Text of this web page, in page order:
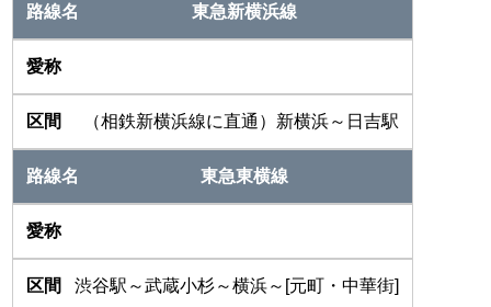
東急新横浜線
（相鉄新横浜線に直通）新横浜～日吉駅
東急東横線
渋谷駅～武蔵小杉～横浜～[元町・中華街]